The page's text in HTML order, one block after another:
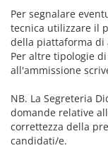
Per segnalare
tecnica utilizzare il
della piattaforma di
Per altre tipologie
all'ammissione
NB. La Segreteria
domande relative
correttezza della
candidati/e.